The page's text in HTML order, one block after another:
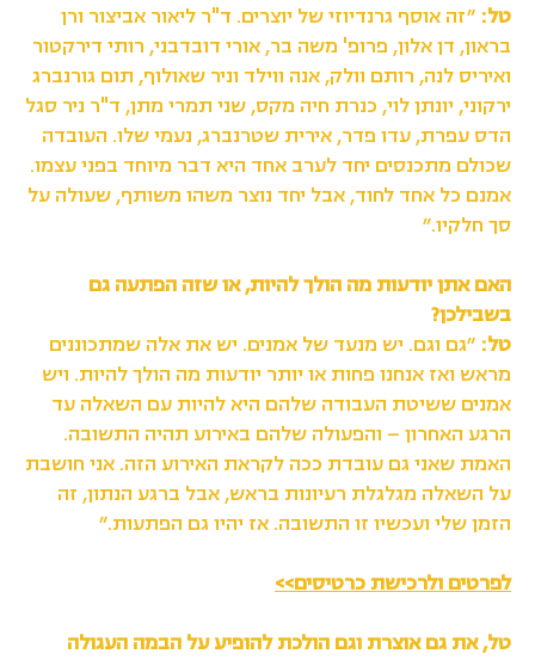
טל: ״זה אוסף גרנדיוזי של יוצרים. ד"ר ליאור אביצור ורן
בראון, דן אלון, פרופ' משה בר, אורי דובדבני, רותי דירקטור
ואיריס לנה, רותם וולק, אנה ווילד וניר שאולוף, תום גורנברג
ירקוני, יונתן לוי, כנרת חיה מקס, שני תמרי מתן, ד"ר ניר סגל
הדס עפרת, עדו פדר, אירית שטרנברג, נעמי שלו. העובדה
שכולם מתכנסים יחד לערב אחד היא דבר מיוחד בפני עצמו.
אמנם כל אחד לחוד, אבל יחד נוצר משהו משותף, שעולה על
סך חלקיו.״
האם אתן יודעות מה הולך להיות, או שזה הפתעה גם
בשבילכן?
טל: ״גם וגם. יש מנעד של אמנים. יש את אלה שמתכוננים
מראש ואז אנחנו פחות או יותר יודעות מה הולך להיות. ויש
אמנים ששיטת העבודה שלהם היא להיות עם השאלה עד
הרגע האחרון – והפעולה שלהם באירוע תהיה התשובה.
האמת שאני גם עובדת ככה לקראת האירוע הזה. אני חושבת
על השאלה מגלגלת רעיונות בראש, אבל ברגע הנתון, זה
הזמן שלי ועכשיו זו התשובה. אז יהיו גם הפתעות.״
לפרטים ולרכישת כרטיסים>>
טל, את גם אוצרת וגם הולכת להופיע על הבמה העגולה